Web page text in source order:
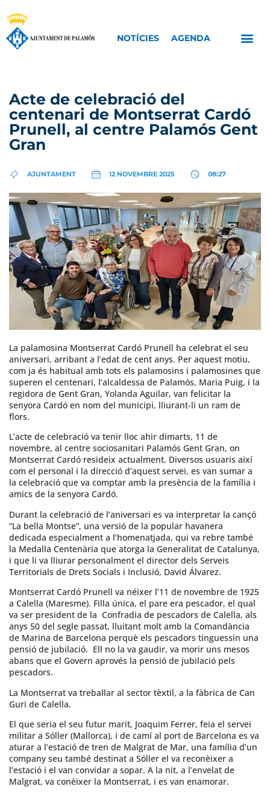
NOTÍCIES AGENDA
Acte de celebració del
centenari de Montserrat Cardó
Prunell, al centre Palamós Gent
Gran
AJUNTAMENT 12 NOVEMBRE 2025 08:27
La palamosina Montserrat Cardó Prunell ha celebrat el seu
aniversari, arribant a l’edat de cent anys. Per aquest motiu,
com ja és habitual amb tots els palamosins i palamosines que
superen el centenari, l’alcaldessa de Palamós, Maria Puig, i la
regidora de Gent Gran, Yolanda Aguilar, van felicitar la
senyora Cardó en nom del municipi, lliurant-li un ram de
flors.
L’acte de celebració va tenir lloc ahir dimarts, 11 de
novembre, al centre sociosanitari Palamós Gent Gran, on
Montserrat Cardó resideix actualment. Diversos usuaris així
com el personal i la direcció d’aquest servei, es van sumar a
la celebració que va comptar amb la presència de la família i
amics de la senyora Cardó.
Durant la celebració de l’aniversari es va interpretar la cançó
“La bella Montse”, una versió de la popular havanera
dedicada especialment a l’homenatjada, qui va rebre també
la Medalla Centenària que atorga la Generalitat de Catalunya,
i que li va lliurar personalment el director dels Serveis
Territorials de Drets Socials i Inclusió, David Álvarez.
Montserrat Cardó Prunell va néixer l’11 de novembre de 1925
a Calella (Maresme). Filla única, el pare era pescador, el qual
va ser president de la Confradia de pescadors de Calella, als
anys 50 del segle passat, lluitant molt amb la Comandància
de Marina de Barcelona perquè els pescadors tinguessin una
pensió de jubilació. Ell no la va gaudir, va morir uns mesos
abans que el Govern aprovés la pensió de jubilació pels
pescadors.
La Montserrat va treballar al sector tèxtil, a la fàbrica de Can
Guri de Calella.
El que seria el seu futur marit, Joaquim Ferrer, feia el servei
militar a Sóller (Mallorca), i de camí al port de Barcelona es va
aturar a l’estació de tren de Malgrat de Mar, una família d’un
company seu també destinat a Sóller el va reconèixer a
l’estació i el van convidar a sopar. A la nit, a l’envelat de
Malgrat, va conèixer la Montserrat, i es van enamorar.